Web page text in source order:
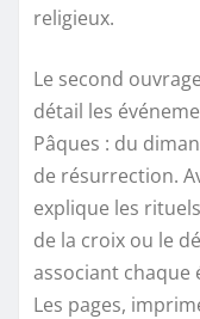
religieux.
Le second
détail les
Pâques : du
de résurrection.
explique les
de la croix ou le
associant chaque
Les pages,